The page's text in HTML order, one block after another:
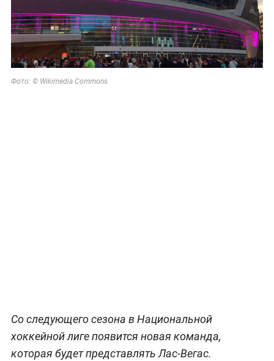
Фото: © Wikimedia Commons
Со следующего сезона в Национальной
хоккейной лиге появится новая команда,
которая будет представлять Лас-Вегас.